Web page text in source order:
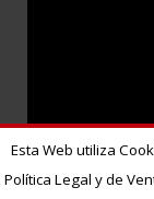
Esta Web utiliza
Política Legal y de